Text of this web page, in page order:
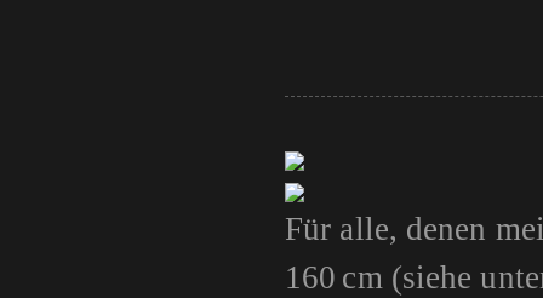
Für alle, denen
160 cm (siehe